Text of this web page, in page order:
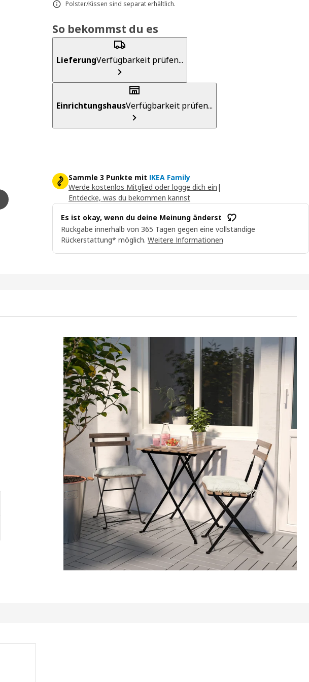
Polster/Kissen sind separat erhältlich.
So bekommst du es
LieferungVerfügbarkeit prüfen...
EinrichtungshausVerfügbarkeit prüfen...
Sammle 3 Punkte mit IKEA Family
Werde kostenlos Mitglied oder logge dich ein |
Entdecke, was du bekommen kannst
Es ist okay, wenn du deine Meinung änderst
Rückgabe innerhalb von 365 Tagen gegen eine vollständige
Rückerstattung* möglich. Weitere Informationen